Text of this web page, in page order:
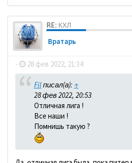
RE: КХЛ
Вратарь
- 28 фев 2022, 21:34
Filписал(а): ↑
28 фев 2022, 20:53
Отличная лига !
Все наши !
Помнишь такую ?